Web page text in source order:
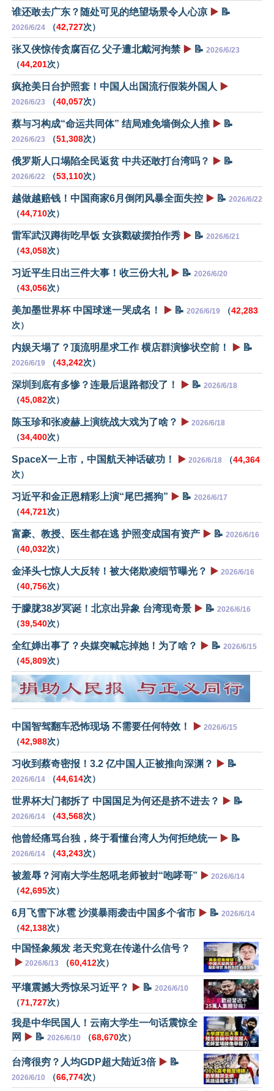
谁还敢去广东？随处可见的绝望场景令人心凉 ▶️ 📝
2026/6/24 （42,727次）
张又侠惊传贪腐百亿 父子遭北戴河拘禁 ▶️ 📝 2026/6/23
（44,201次）
疯抢美日台护照套！中国人出国流行假装外国人 ▶️
2026/6/23 （40,057次）
蔡与习构成“命运共同体” 结局难免墙倒众人推 ▶️ 📝
2026/6/23 （51,308次）
俄罗斯人口塌陷全民返贫 中共还敢打台湾吗？ ▶️ 📝
2026/6/22 （53,110次）
越做越赔钱！中国商家6月倒闭风暴全面失控 ▶️ 📝 2026/6/22
（44,710次）
雷军武汉蹲街吃早饭 女孩戳破摆拍作秀 ▶️ 📝 2026/6/21
（43,058次）
习近平生日出三件大事！收三份大礼 ▶️ 📝 2026/6/20
（43,056次）
美加墨世界杯 中国球迷一哭成名！ ▶️ 📝 2026/6/19 （42,283
次）
内娱天塌了？顶流明星求工作 横店群演惨状空前！ ▶️ 📝
2026/6/19 （43,242次）
深圳到底有多惨？连最后退路都没了！ ▶️ 📝 2026/6/18
（45,082次）
陈玉珍和张凌赫上演统战大戏为了啥？ ▶️ 2026/6/18
（34,400次）
SpaceX一上市，中国航天神话破功！ ▶️ 2026/6/18 （44,364
次）
习近平和金正恩精彩上演“尾巴摇狗” ▶️ 📝 2026/6/17
（44,721次）
富豪、教授、医生都在逃 护照变成国有资产 ▶️ 📝 2026/6/16
（40,032次）
金泽头七惊人大反转！被大佬欺凌细节曝光？ ▶️ 2026/6/16
（40,756次）
于朦胧38岁冥诞！北京出异象 台湾现奇景 ▶️ 📝 2026/6/16
（39,540次）
全红婵出事了？央媒突喊忘掉她！为了啥？ ▶️ 📝 2026/6/15
（45,809次）
中国智驾翻车恐怖现场 不需要任何特效！ ▶️ 2026/6/15
（42,988次）
习收到蔡奇密报！3.2 亿中国人正被推向深渊？ ▶️ 📝
2026/6/14 （44,614次）
世界杯大门都拆了 中国国足为何还是挤不进去？ ▶️ 📝
2026/6/14 （43,568次）
他曾经痛骂台独，终于看懂台湾人为何拒绝统一 ▶️ 📝
2026/6/14 （43,243次）
被羞辱？河南大学生怒吼老师被封“咆哮哥” ▶️ 2026/6/14
（42,695次）
6月飞雪下冰雹 沙漠暴雨袭击中国多个省市 ▶️ 📝 2026/6/14
（42,138次）
中国怪象频发 老天究竟在传递什么信号？
▶️ 2026/6/13 （60,412次）
平壤震撼大秀惊呆习近平？ ▶️ 📝 2026/6/10
（71,727次）
我是中华民国人！云南大学生一句话震惊全
网
▶️ 📝 2026/6/10 （68,670次）
台湾很穷？人均GDP超大陆近3倍 ▶️ 📝
2026/6/10 （66,774次）